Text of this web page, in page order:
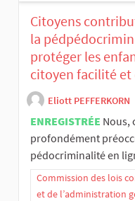
Citoyens
la
protéger les
citoyen facilité et
Eliott PEFFERKORN
ENREGISTRÉE Nous,
profondément
pédocriminalité en
Commission des lois
et de l’administration